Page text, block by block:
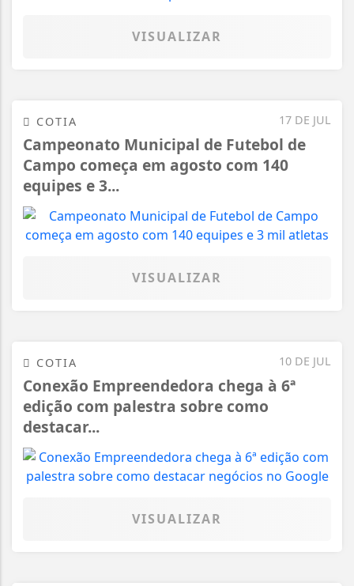
VISUALIZAR
17 DE JUL
COTIA
Campeonato Municipal de Futebol de
Campo começa em agosto com 140
equipes e 3...
VISUALIZAR
10 DE JUL
COTIA
Conexão Empreendedora chega à 6ª
edição com palestra sobre como
destacar...
VISUALIZAR